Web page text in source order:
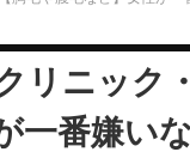
リニック・
一番嫌いな